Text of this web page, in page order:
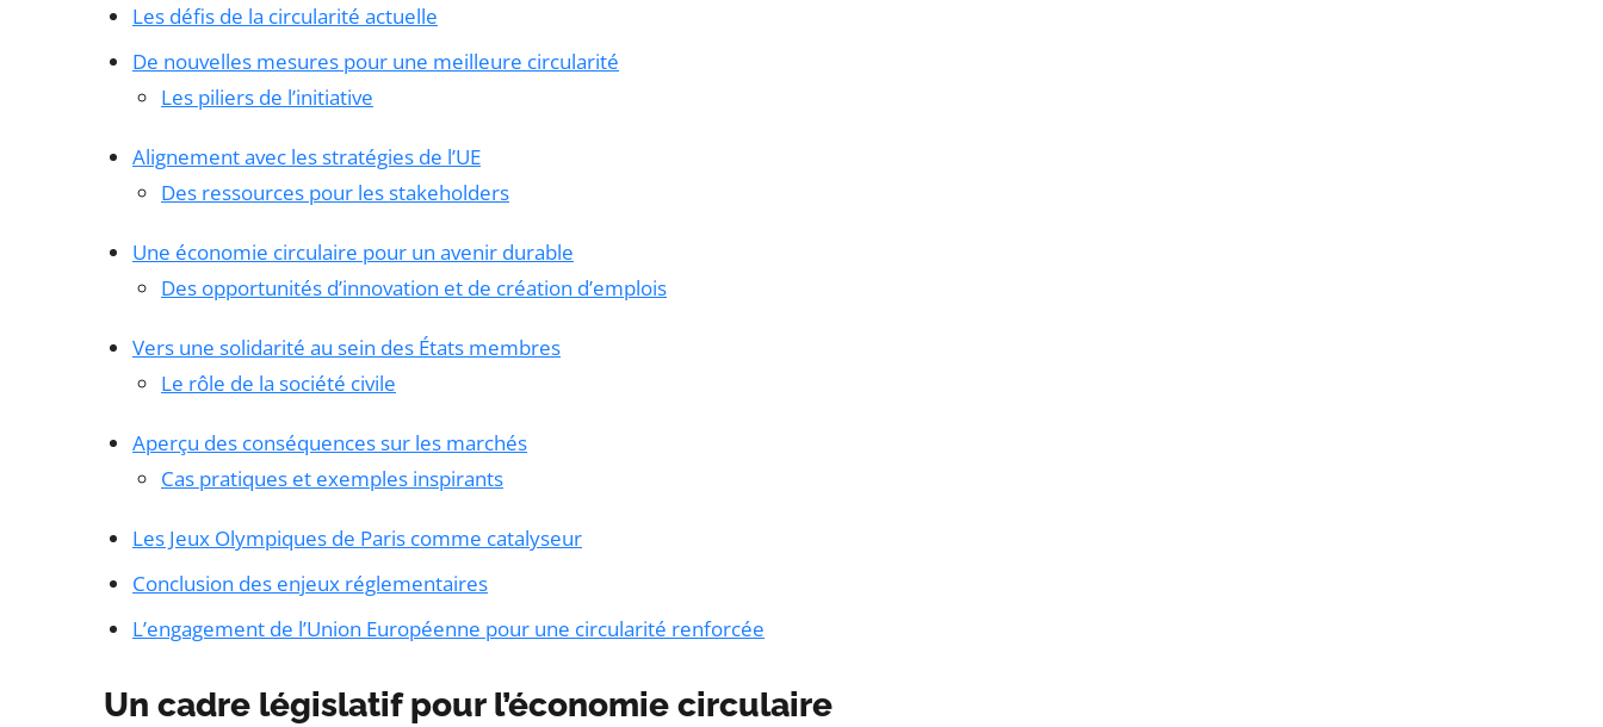
Les défis de la circularité actuelle
De nouvelles mesures pour une meilleure circularité
Les piliers de l’initiative
Alignement avec les stratégies de l’UE
Des ressources pour les stakeholders
Une économie circulaire pour un avenir durable
Des opportunités d’innovation et de création d’emplois
Vers une solidarité au sein des États membres
Le rôle de la société civile
Aperçu des conséquences sur les marchés
Cas pratiques et exemples inspirants
Les Jeux Olympiques de Paris comme catalyseur
Conclusion des enjeux réglementaires
L’engagement de l’Union Européenne pour une circularité renforcée
Un cadre législatif pour l’économie circulaire